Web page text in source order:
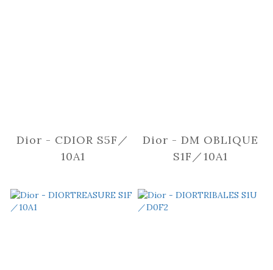
Dior - CDIOR S5F／
10A1
Dior - DM OBLIQUE
S1F／10A1